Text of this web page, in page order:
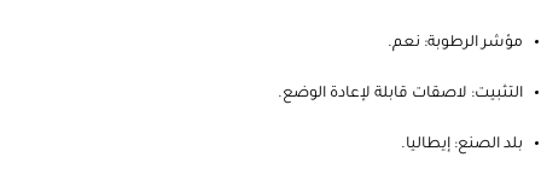
مؤشر الرطوبة: نعم.
التثبيت: لاصقات قابلة لإعادة الوضع.
بلد الصنع: إيطاليا.